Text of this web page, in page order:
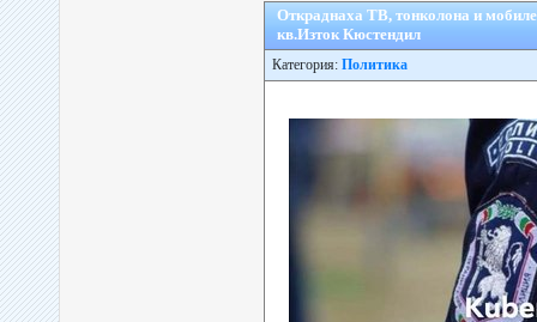
Откраднаха ТВ, тонколона и
кв.Изток Кюстендил
Категория: Политика